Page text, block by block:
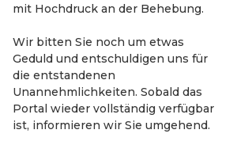
mit Hochdruck an der Behebung.
Wir bitten Sie noch um etwas
Geduld und entschuldigen uns für
die entstandenen
Unannehmlichkeiten. Sobald das
Portal wieder vollständig verfügbar
ist, informieren wir Sie umgehend.